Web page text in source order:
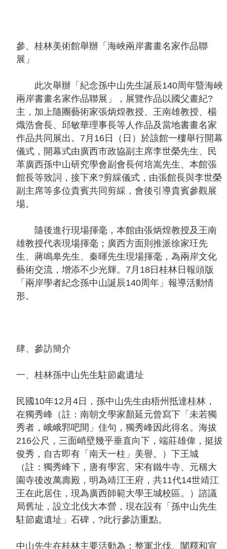
箱
問
答
友
善
措
施
服
務
版
參、桂林美術館舉辦「海峽兩岸書畫名家作品聯
展」
此次舉辦「紀念孫中山先生誕辰140周年暨海峽
兩岸書畫名家作品聯展」，展覽作品以國父畫紀?
主，加上隨團藝術家張炳煌教授、王南雄教授、楊
熾浩會長、邱敏華理事長等人作品及當地書畫名家
作品共同展出。7月16日（日）於該館一樓舉行開幕
儀式，開幕式由廣西市政協副主席李世榮先生、民
革廣西孫中山研究學會副會長何培嵩先生、本館張
館長等致詞，接下來?剪綵儀式，由張館長與李世榮
副主席等多位貴賓共同剪綵，會後引導貴賓參觀展
場。
隨後進行現場揮毫，本館由張炳煌教授及王南
雄教授代表現場揮毫；廣西方面則推派徐家玨先
生、蔣鳴皋先生、秦暉先生現場揮毫，為兩岸文化
藝術交流，增添不少光輝。7月18日桂林日報頭版
「兩岸學者紀念孫中山誕辰140周年」報導活動情
形。
肆、參訪簡介
一、桂林孫中山先生駐節處遺址
民國10年12月4日，孫中山先生由梧州抵達桂林，
在獨秀峰（註：南朝文學家顏延元曾寫下「未若獨
秀者，峨峨郛吧間」佳句，獨秀峰因此得名。海拔
216公尺，三面峭壁幾乎垂直向下，端莊雄偉，挺拔
俊秀，自古即有「南天一柱」美譽。）下王城
（註：獨秀峰下，唐有學宮、宋有鐵牛寺、元稱大
園寺後改萬壽殿，明為靖江王府，共11代14世靖江
王在此居住，現為廣西師範大學王城校區。）諮議
局舊址，設立北伐大本營，現在設有「孫中山先生
駐節處遺址」石碑，?此行參訪重點。
中山先生在桂林主要活動為：整軍北伐、闡釋和宣